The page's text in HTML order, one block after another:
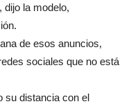
dijo la modelo,
de esos anuncios,
sociales que no está
su distancia con el